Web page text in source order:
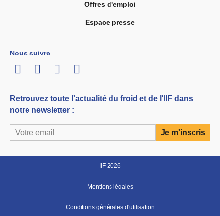
Offres d'emploi
Espace presse
Nous suivre
LinkedInTwitterFacebook
Youtube
Retrouvez toute l'actualité du froid et de l'IIF dans
notre newsletter :
IIF 2026
Mentions légales
Conditions générales d'utilisation